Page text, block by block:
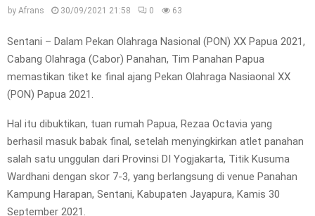
by Afrans 30/09/2021 21:58 0 63
Sentani – Dalam Pekan Olahraga Nasional (PON) XX Papua 2021,
Cabang Olahraga (Cabor) Panahan, Tim Panahan Papua
memastikan tiket ke final ajang Pekan Olahraga Nasiaonal XX
(PON) Papua 2021.
Hal itu dibuktikan, tuan rumah Papua, Rezaa Octavia yang
berhasil masuk babak final, setelah menyingkirkan atlet panahan
salah satu unggulan dari Provinsi DI Yogjakarta, Titik Kusuma
Wardhani dengan skor 7-3, yang berlangsung di venue Panahan
Kampung Harapan, Sentani, Kabupaten Jayapura, Kamis 30
September 2021.